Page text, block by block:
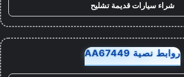
شراء سيارات قديمة تشليح
روابط نصية AA67449